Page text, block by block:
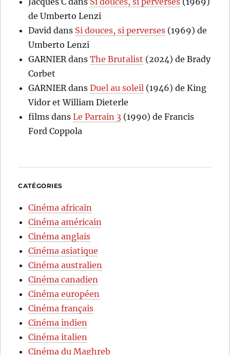
de Umberto Lenzi
David dans Si douces, si perverses (1969) de
Umberto Lenzi
GARNIERdansThe Brutalist (2024) de Brady
Corbet
GARNIERdansDuel au soleil (1946) de King
Vidor et William Dieterle
films dansLe Parrain 3 (1990) de Francis
Ford Coppola
CATÉGORIES
Cinéma africain
Cinéma américain
Cinéma anglais
Cinéma asiatique
Cinéma australien
Cinéma canadien
Cinéma européen
Cinéma français
Cinéma indien
Cinéma italien
Cinéma du Maghreb